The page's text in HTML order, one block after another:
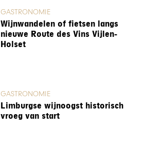
GASTRONOMIE
Wijnwandelen of fietsen langs
nieuwe Route des Vins Vijlen-
Holset
GASTRONOMIE
Limburgse wijnoogst historisch
vroeg van start